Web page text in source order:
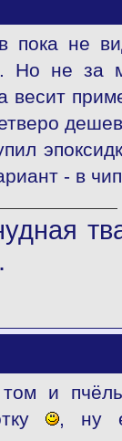
пока не
Но не за
весит
- в
и
, ну